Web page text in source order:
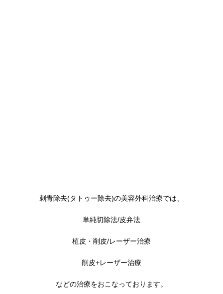
刺青除去(タトゥー除去)の美容外科治療では、
単純切除法/皮弁法
植皮・削皮/レーザー治療
削皮+レーザー治療
などの治療をおこなっております。